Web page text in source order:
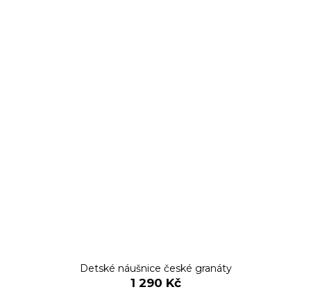
Detské náušnice české granáty
1 290 Kč